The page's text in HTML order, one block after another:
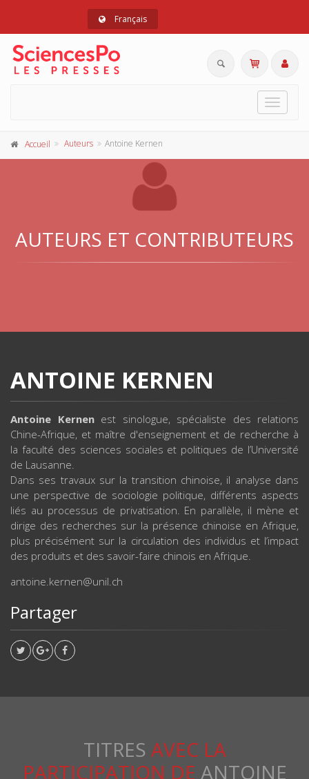
Français
Toggle
Accueil Auteurs Antoine Kernen
AUTEURS ET CONTRIBUTEURS
ANTOINE KERNEN
Antoine Kernenest sinologue, spécialiste des relations
Chine-Afrique, et maître d'enseignement et de recherche à
la faculté des sciences sociales et politiques de l’Université
de Lausanne.
Dans ses travaux sur la transition chinoise, il analyse dans
une perspective de sociologie politique, différents aspects
liés au processus de privatisation. En parallèle, il mène et
dirige des recherches sur la présence chinoise en Afrique,
plus précisément sur la circulation des individus et l’impact
des produits et des savoir-faire chinois en Afrique.
antoine.kernen@unil.ch
Partager
TITRES AVEC LA
PARTICIPATION DE ANTOINE